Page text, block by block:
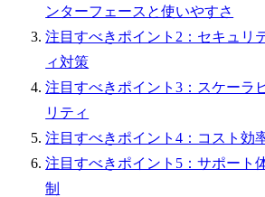
ンターフェースと使いやすさ
注目すべきポイント2：セキュリ
ィ対策
注目すべきポイント3：スケーラ
リティ
注目すべきポイント4：コスト効
注目すべきポイント5：サポート
制